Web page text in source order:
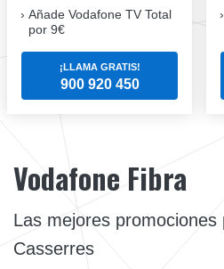
Añade Vodafone TV Total
por 9€
¡LLAMA GRATIS!
900 920 450
Vodafone Fibra
Las mejores
Casserres